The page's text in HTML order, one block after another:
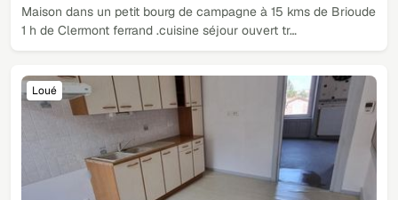
Maison dans un petit bourg de campagne à 15 kms de Brioude
1 h de Clermont ferrand .cuisine séjour ouvert tr…
Loué